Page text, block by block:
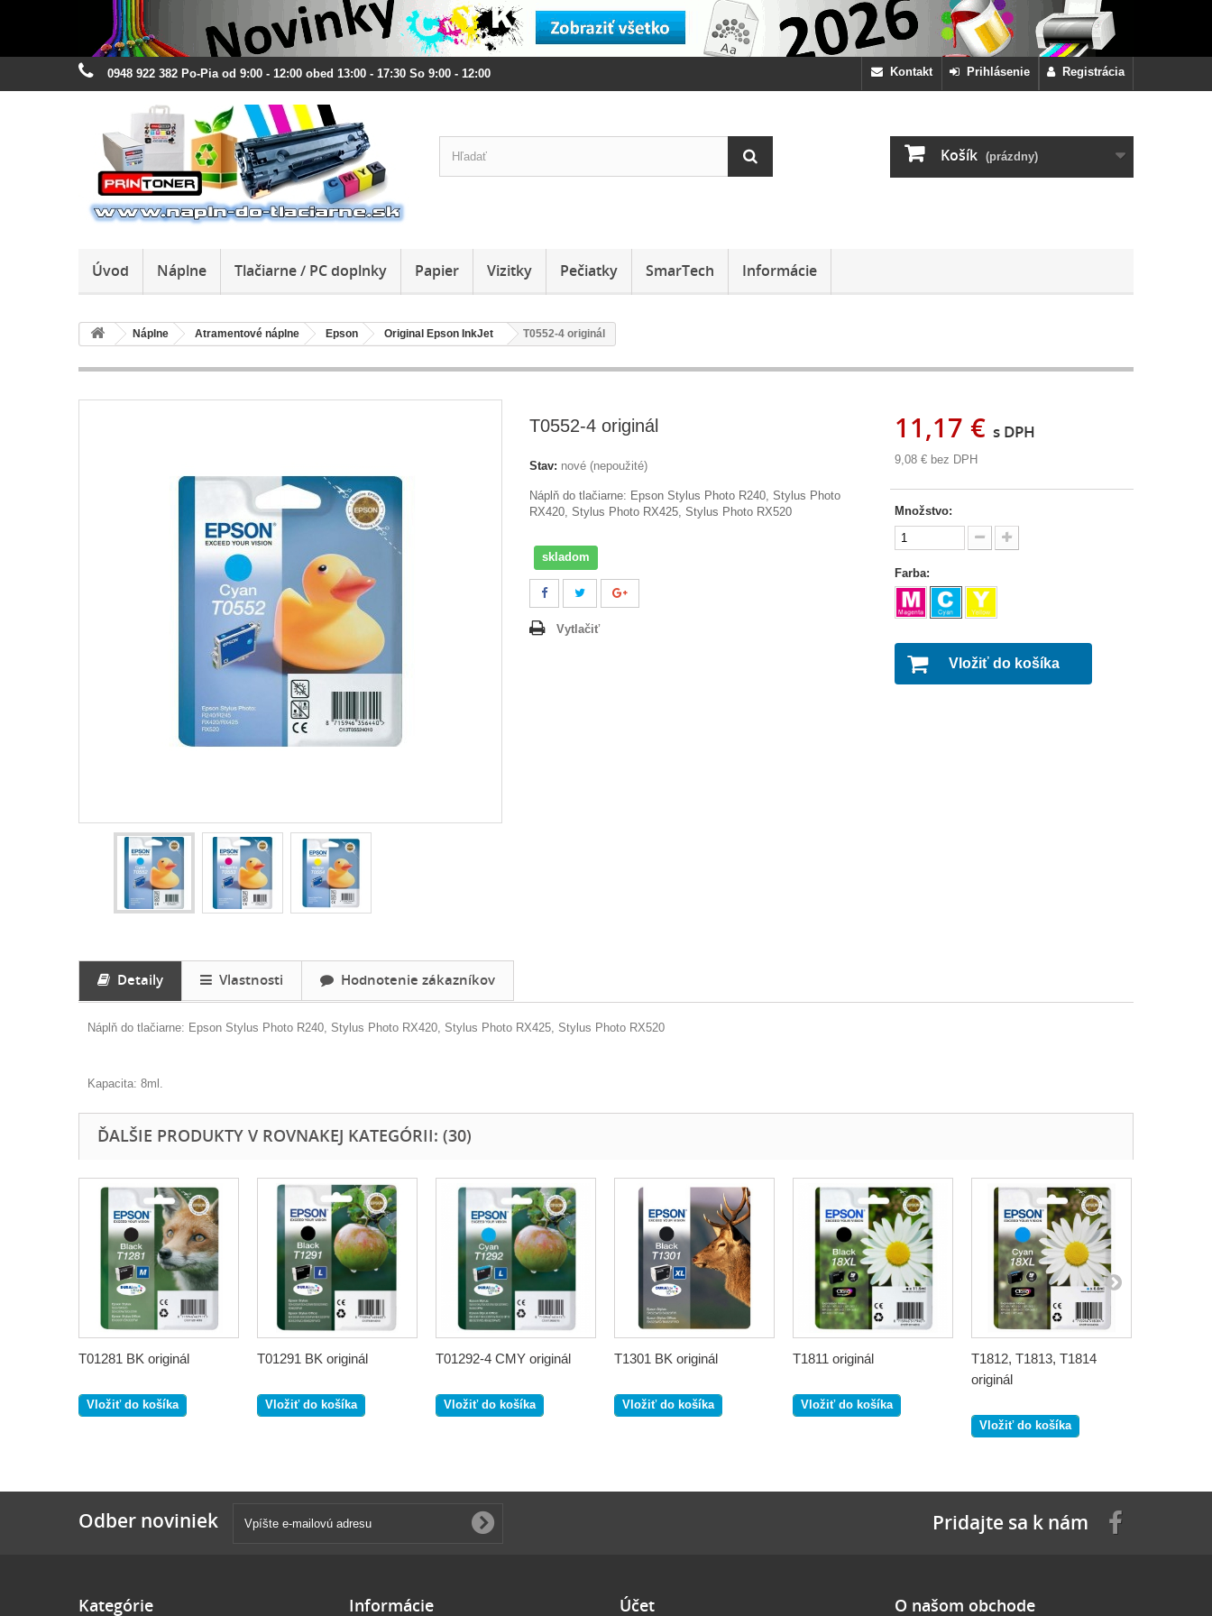
Registrácia
Prihlásenie
Kontakt
0948 922 382 Po-Pia od 9:00 - 12:00 obed 13:00 - 17:30 So 9:00 - 12:00
Košík (prázdny)
Úvod Náplne Tlačiarne / PC doplnky Papier Vizitky Pečiatky SmarTech Informácie
Náplne Atramentové náplne Epson Original Epson InkJet T0552-4 originál
T0552-4 originál
Stav: nové (nepoužité)
Náplň do tlačiarne: Epson Stylus Photo R240, Stylus Photo
RX420, Stylus Photo RX425, Stylus Photo RX520
skladom
Vytlačiť
11,17 € s DPH
9,08 €bez DPH
Množstvo:
Farba:
Vložiť do košíka
Detaily Vlastnosti Hodnotenie zákazníkov
Náplň do tlačiarne: Epson Stylus Photo R240, Stylus Photo RX420, Stylus Photo RX425, Stylus Photo RX520
Kapacita: 8ml.
ĎALŠIE PRODUKTY V ROVNAKEJ KATEGÓRII: (30)
T01281 BK originál
Vložiť do košíka
T01291 BK originál
Vložiť do košíka
T01292-4 CMY originál
Vložiť do košíka
T1301 BK originál
Vložiť do košíka
T1811 originál
Vložiť do košíka
T1812, T1813, T1814
originál
Vložiť do košíka
Odber noviniek Pridajte sa k nám
Kategórie Informácie Účet O našom obchode